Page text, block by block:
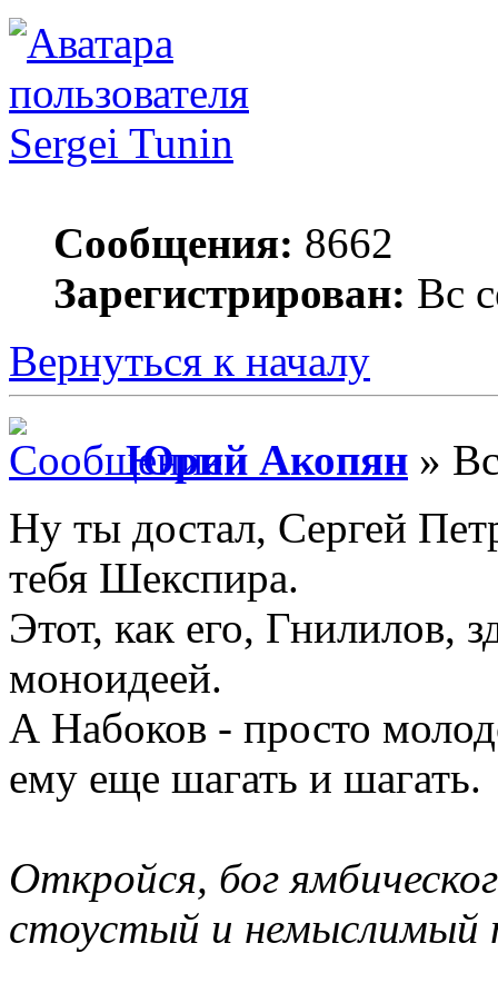
Sergei Tunin
Сообщения: 8662
Зарегистрирован: Вс
Вернуться к началу
Юрий Акопян »
Ну ты достал, Сергей
тебя Шекспира.
Этот, как его, Гнилилов,
моноидеей.
А Набоков - просто
ему еще шагать и шагать.
Откройся, бог
стоустый и немыслимый